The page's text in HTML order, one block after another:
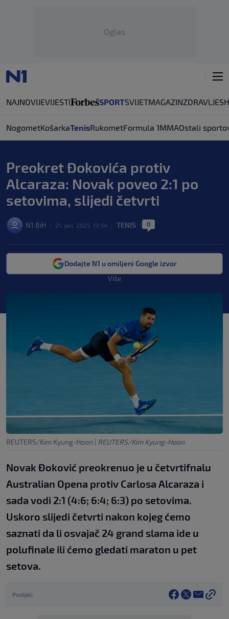
Oglas
NAJNOVIJEVIJESTI SPORTSVIJETMAGAZINZDRAVLJE
NogometKošarkaTenisRukometFormula 1MMAOstali
Preokret Đokovića protiv
Alcaraza: Novak poveo 2:1 po
setovima, slijedi četvrti
N1 BiH 21. jan. 2025. 13:54 TENIS 0
Dodajte N1 u omiljeni Google izvor
Više
REUTERS/Kim Kyung-Hoon | REUTERS/Kim Kyung-Hoon
Novak Đoković preokrenuo je u četvrtifnalu
Australian Opena protiv Carlosa Alcaraza i
sada vodi 2:1 (4:6; 6:4; 6:3) po setovima.
Uskoro slijedi četvrti nakon kojeg ćemo
saznati da li osvajač 24 grand slama ide u
polufinale ili ćemo gledati maraton u pet
setova.
Podijeli